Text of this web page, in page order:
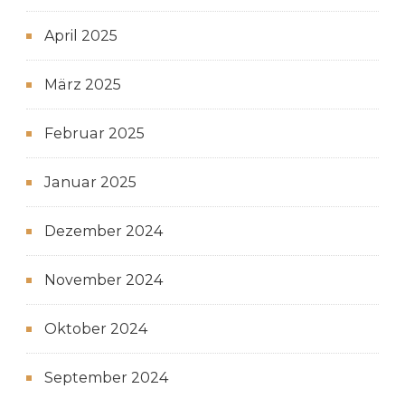
April 2025
März 2025
Februar 2025
Januar 2025
Dezember 2024
November 2024
Oktober 2024
September 2024